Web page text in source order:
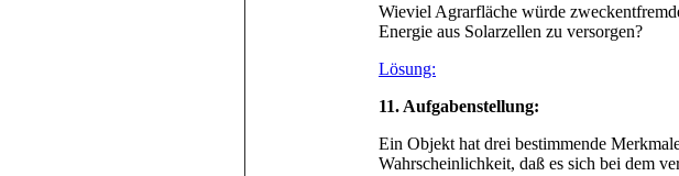
Wieviel Agrarfläche würde
Energie aus Solarzellen zu versorgen?
Lösung:
11. Aufgabenstellung:
Ein Objekt hat drei bestimmende
Wahrscheinlichkeit, daß es sich bei dem